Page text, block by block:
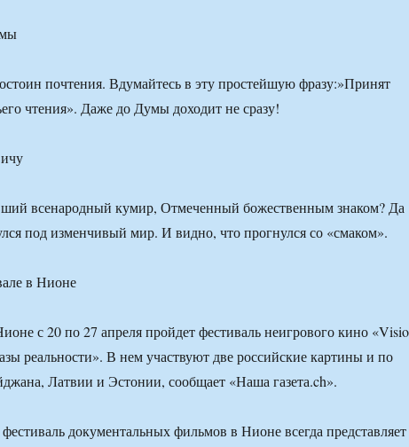
почтения. Вдумайтесь в эту простейшую фразу:»Принят
чтения». Даже до Думы доходит не сразу!
всенародный кумир, Отмеченный божественным знаком? Да
под изменчивый мир. И видно, что прогнулся со «смаком».
в Нионе
с 20 по 27 апреля пройдет фестиваль неигрового кино
реальности». В нем участвуют две российские картины и по
Латвии и Эстонии, сообщает «Наша газета.ch».
документальных фильмов в Нионе всегда представляет